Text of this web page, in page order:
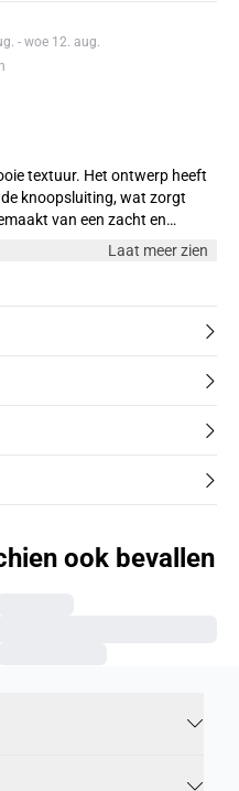
- woe 12. aug.
textuur. Het ontwerp heeft
knoopsluiting, wat zorgt
van een zacht en
gebruik. Het model isLaat meer zien
ook bevallen